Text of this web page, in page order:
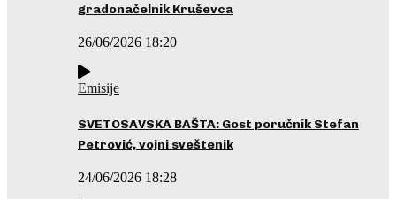
gradonačelnik Kruševca
26/06/2026 18:20
Emisije
SVETOSAVSKA BAŠTA: Gost poručnik Stefan
Petrović, vojni sveštenik
24/06/2026 18:28